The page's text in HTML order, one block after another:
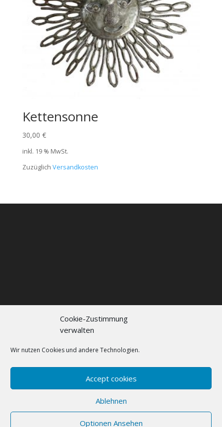
Cookie-Zustimmung
verwalten
Wir nutzen Cookies und andere Technologien.
Accept cookies
Ablehnen
Optionen Ansehen
Kettensonne
30,00 €
inkl. 19 % MwSt.
Zuzüglich Versandkosten
Kontakt
Datenschutzerklärung
Cookie policy (EU)
Elegant Themes
WordPress